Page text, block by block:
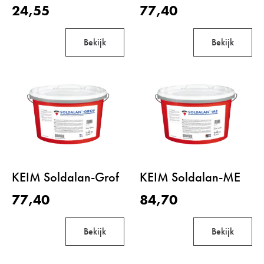
24,55
Bekijk
77,40
Bekijk
KEIM Soldalan-Grof
77,40
Bekijk
KEIM Soldalan-ME
84,70
Bekijk